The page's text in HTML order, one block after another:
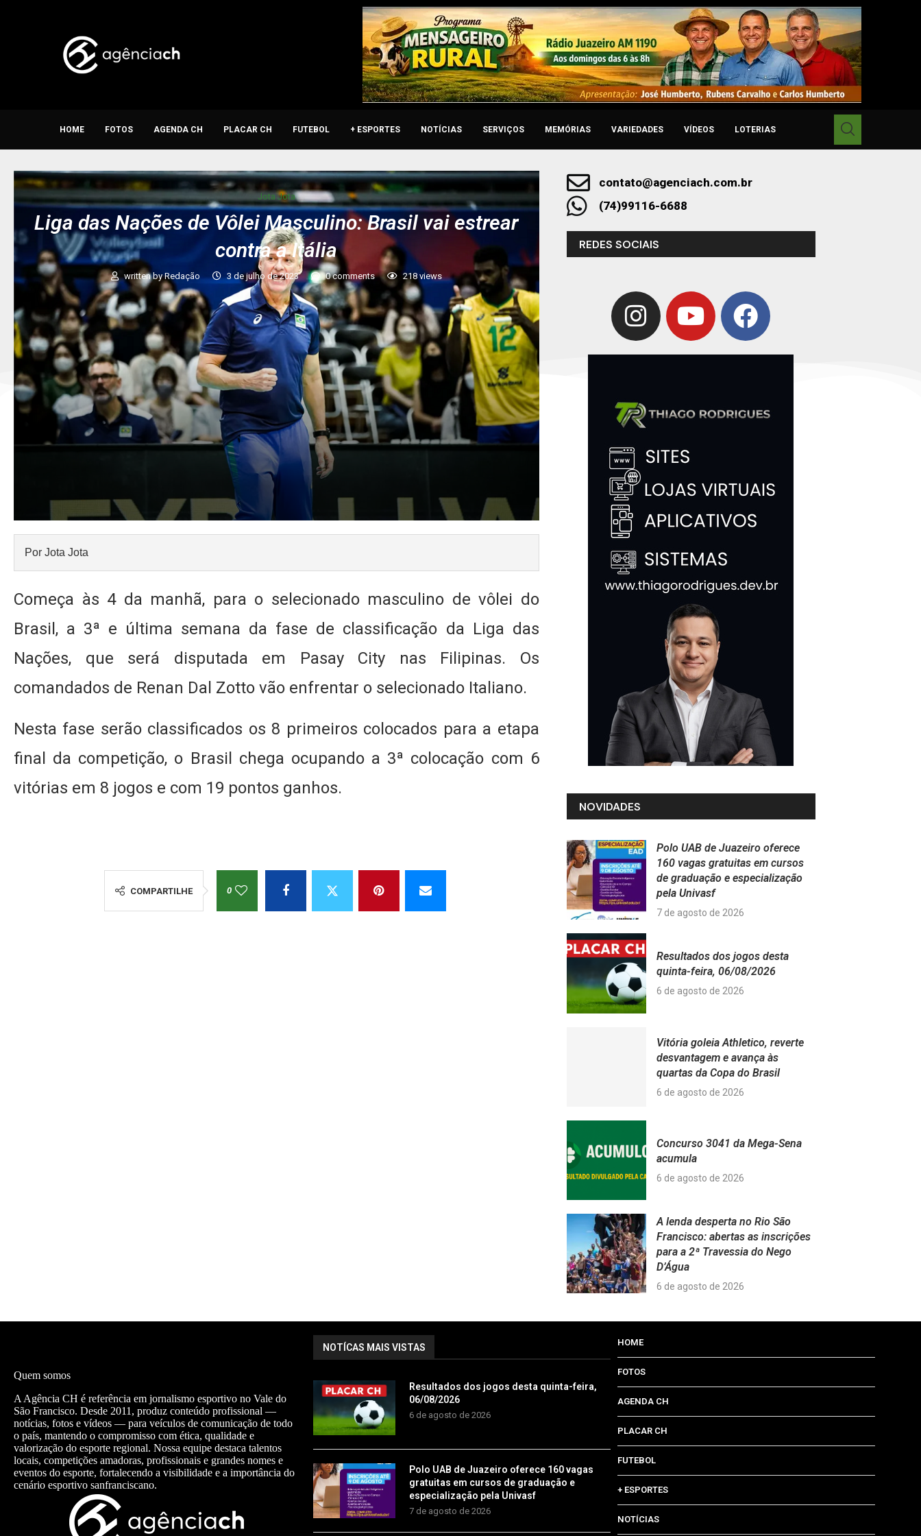
HOME FOTOS AGENDA CH PLACAR CH FUTEBOL + ESPORTES NOTÍCIAS SERVIÇOS MEMÓRIAS VARIEDADES VÍDEOS LOTERIAS
Jota Jota
Liga das Nações de Vôlei Masculino: Brasil vai estrear
contra a Itália
written byRedação 3 de julho de 2023 0 comments 218views
Por Jota Jota
Começa às 4 da manhã, para o selecionado masculino de vôlei do
Brasil, a 3ª e última semana da fase de classificação da Liga das
Nações, que será disputada em Pasay City nas Filipinas. Os
comandados de Renan Dal Zotto vão enfrentar o selecionado Italiano.
Nesta fase serão classificados os 8 primeiros colocados para a etapa
final da competição, o Brasil chega ocupando a 3ª colocação com 6
vitórias em 8 jogos e com 19 pontos ganhos.
COMPARTILHE 0
contato@agenciach.com.br
(74)99116-6688
REDES SOCIAIS
NOVIDADES
Polo UAB de Juazeiro oferece
160 vagas gratuitas em cursos
de graduação e especialização
pela Univasf
7 de agosto de 2026
Resultados dos jogos desta
quinta-feira, 06/08/2026
6 de agosto de 2026
Vitória goleia Athletico, reverte
desvantagem e avança às
quartas da Copa do Brasil
6 de agosto de 2026
Concurso 3041 da Mega-Sena
acumula
6 de agosto de 2026
A lenda desperta no Rio São
Francisco: abertas as inscrições
para a 2ª Travessia do Nego
D’Água
6 de agosto de 2026
Quem somos
A Agência CH é referência em jornalismo esportivo no Vale do
São Francisco. Desde 2011, produz conteúdo profissional —
notícias, fotos e vídeos — para veículos de comunicação de todo
o país, mantendo o compromisso com ética, qualidade e
valorização do esporte regional. Nossa equipe destaca talentos
locais, competições amadoras, profissionais e grandes nomes e
eventos do esporte, fortalecendo a visibilidade e a importância do
cenário esportivo sanfranciscano.
NOTÍCAS MAIS VISTAS
Resultados dos jogos desta quinta-feira,
06/08/2026
6 de agosto de 2026
Polo UAB de Juazeiro oferece 160 vagas
gratuitas em cursos de graduação e
especialização pela Univasf
7 de agosto de 2026
HOME
FOTOS
AGENDA CH
PLACAR CH
FUTEBOL
+ ESPORTES
NOTÍCIAS